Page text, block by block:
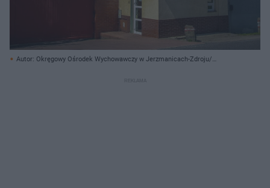
Autor: Okręgowy Ośrodek Wychowawczy w Jerzmanicach-Zdroju/